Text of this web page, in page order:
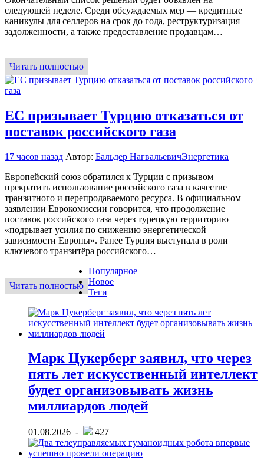
следующей неделе. Среди обсуждаемых мер — кредитные
каникулы для селлеров на срок до года, реструктуризация
задолженности, а также предоставление продавцам…
Читать полностью
ЕС призывает Турцию отказаться от
поставок российского газа
17 часов назад Автор: Бальдер НагвальевичЭнергетика
Европейский союз обратился к Турции с призывом
прекратить использование российского газа в качестве
транзитного и перепродаваемого ресурса. В официальном
заявлении Еврокомиссии говорится, что продолжение
поставок российского газа через турецкую территорию
«подрывает усилия по снижению энергетической
зависимости Европы». Ранее Турция выступала в роли
ключевого транзитёра российского…
Читать полностью
Популярное
Новое
Теги
Марк Цукерберг заявил, что через
пять лет искусственный интеллект
будет организовывать жизнь
миллиардов людей
01.08.2026 - 427